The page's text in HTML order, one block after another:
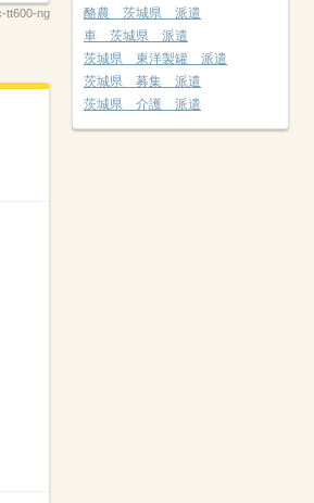
tt600-ng
酪農 茨城県 派遣
車 茨城県 派遣
茨城県 東洋製罐 派遣
茨城県 募集 派遣
茨城県 介護 派遣